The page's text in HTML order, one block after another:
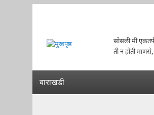
सोसली मी
ती न होती